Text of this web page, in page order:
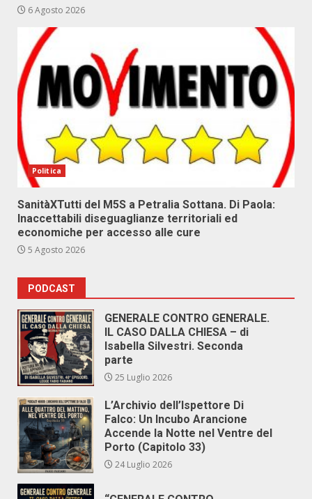
6 Agosto 2026
Politica
SanitàXTutti del M5S a Petralia Sottana. Di Paola:
Inaccettabili diseguaglianze territoriali ed
economiche per accesso alle cure
5 Agosto 2026
PODCAST
GENERALE CONTRO GENERALE.
IL CASO DALLA CHIESA – di
Isabella Silvestri. Seconda
parte
25 Luglio 2026
L’Archivio dell’Ispettore Di
Falco: Un Incubo Arancione
Accende la Notte nel Ventre del
Porto (Capitolo 33)
24 Luglio 2026